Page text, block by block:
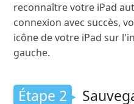
reconnaître votre iPad
connexion avec succès,
icône de votre iPad sur
gauche.
Étape 2